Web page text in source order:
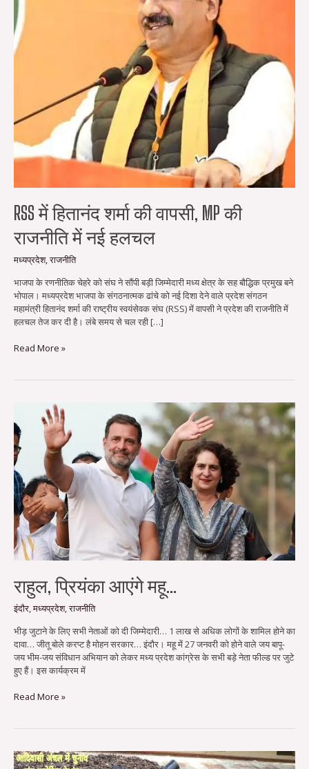
RSS में हितानंद शर्मा की वापसी, MP की
राजनीति में नई हलचल
मध्यप्रदेश,राजनीति
भाजपा के रणनीतिक चेहरे को संघ ने सौंपी बड़ी जिम्मेदारी मध्य क्षेत्र के सह बौद्धिक प्रमुख बने
भोपाल। मध्यप्रदेश भाजपा के संगठनात्मक ढांचे को नई दिशा देने वाले प्रदेश संगठन
महामंत्री हितानंद शर्मा की राष्ट्रीय स्वयंसेवक संघ (RSS) में वापसी ने प्रदेश की राजनीति में
हलचल तेज कर दी है। लंबे समय से चल रही […]
राजनीति
में
नई
हलचल
Read More »
राहुल, प्रियंका आएंगे महू…
इंदौर ,मध्यप्रदेश,राजनीति
भीड़ जुटाने के लिए सभी नेताओं को दी जिम्मेदारी… 1 लाख से अधिक लोगों के शामिल होने का
दावा… जीतू बोले करप्ट है मोहन सरकार… इंदौर। महू में 27 जनवरी को होने वाले जय बापू-
जय भीम-जय संविधान अभियान को लेकर मध्य प्रदेश कांग्रेस के सभी बड़े नेता फील्ड पर जुटे
हुए हैं। इस कार्यक्रम में
प्रियंका
आएंगे
महू…
Read More »
एमपी